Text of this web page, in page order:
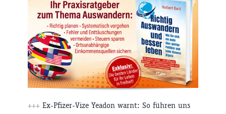
+++ Ex-Pfizer-Vize Yeadon warnt: So führen uns